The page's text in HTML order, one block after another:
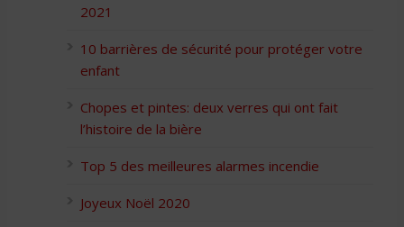
2021
10 barrières de sécurité pour protéger votre
enfant
Chopes et pintes: deux verres qui ont fait
l’histoire de la bière
Top 5 des meilleures alarmes incendie
Joyeux Noël 2020